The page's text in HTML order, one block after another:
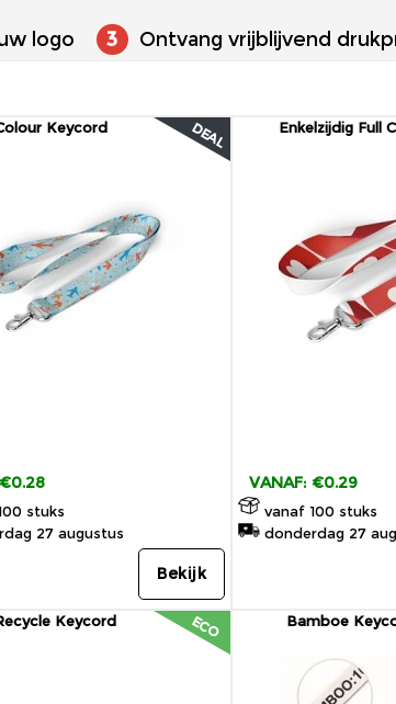
logo 3 Ontvang vrijblijvend
DEAL
Keycord
stuks
27 augustus
Bekijk
Enkelzijdig Full
VANAF: €0.29
vanaf 100 stuks
donderdag 27
ECO
Keycord Bamboe